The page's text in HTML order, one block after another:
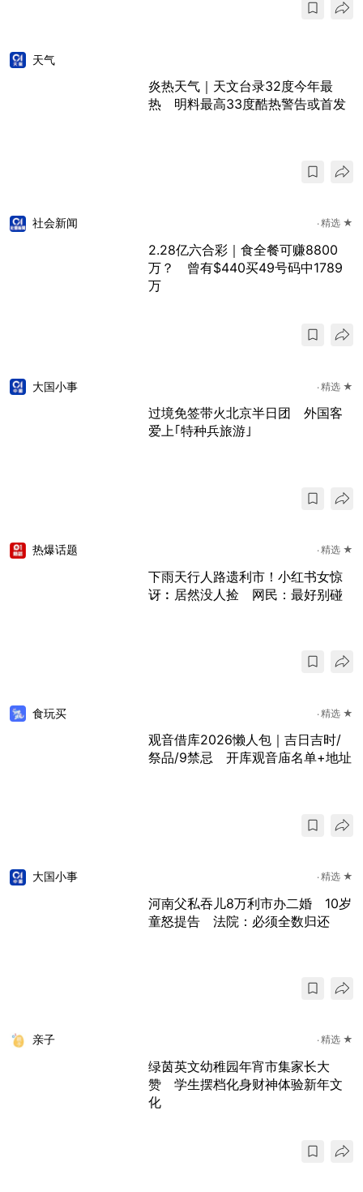
天气
炎热天气｜天文台录32度今年最
热 明料最高33度酷热警告或首发
社会新闻 精选 ★
2.28亿六合彩｜食全餐可赚8800
万？ 曾有$440买49号码中1789
万
大国小事 精选 ★
过境免签带火北京半日团 外国客
爱上｢特种兵旅游｣
热爆话题 精选 ★
下雨天行人路遗利市！小红书女惊
讶︰居然没人捡 网民：最好别碰
食玩买 精选 ★
观音借库2026懒人包｜吉日吉时/
祭品/9禁忌 开库观音庙名单+地址
大国小事 精选 ★
河南父私吞儿8万利市办二婚 10岁
童怒提告 法院：必须全数归还
亲子 精选 ★
绿茵英文幼稚园年宵市集家长大
赞 学生摆档化身财神体验新年文
化